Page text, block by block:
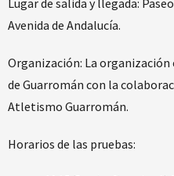
Avenida de Andalucía.
Organización: La
de Guarromán con la
Atletismo Guarromán.
Horarios de las pruebas: